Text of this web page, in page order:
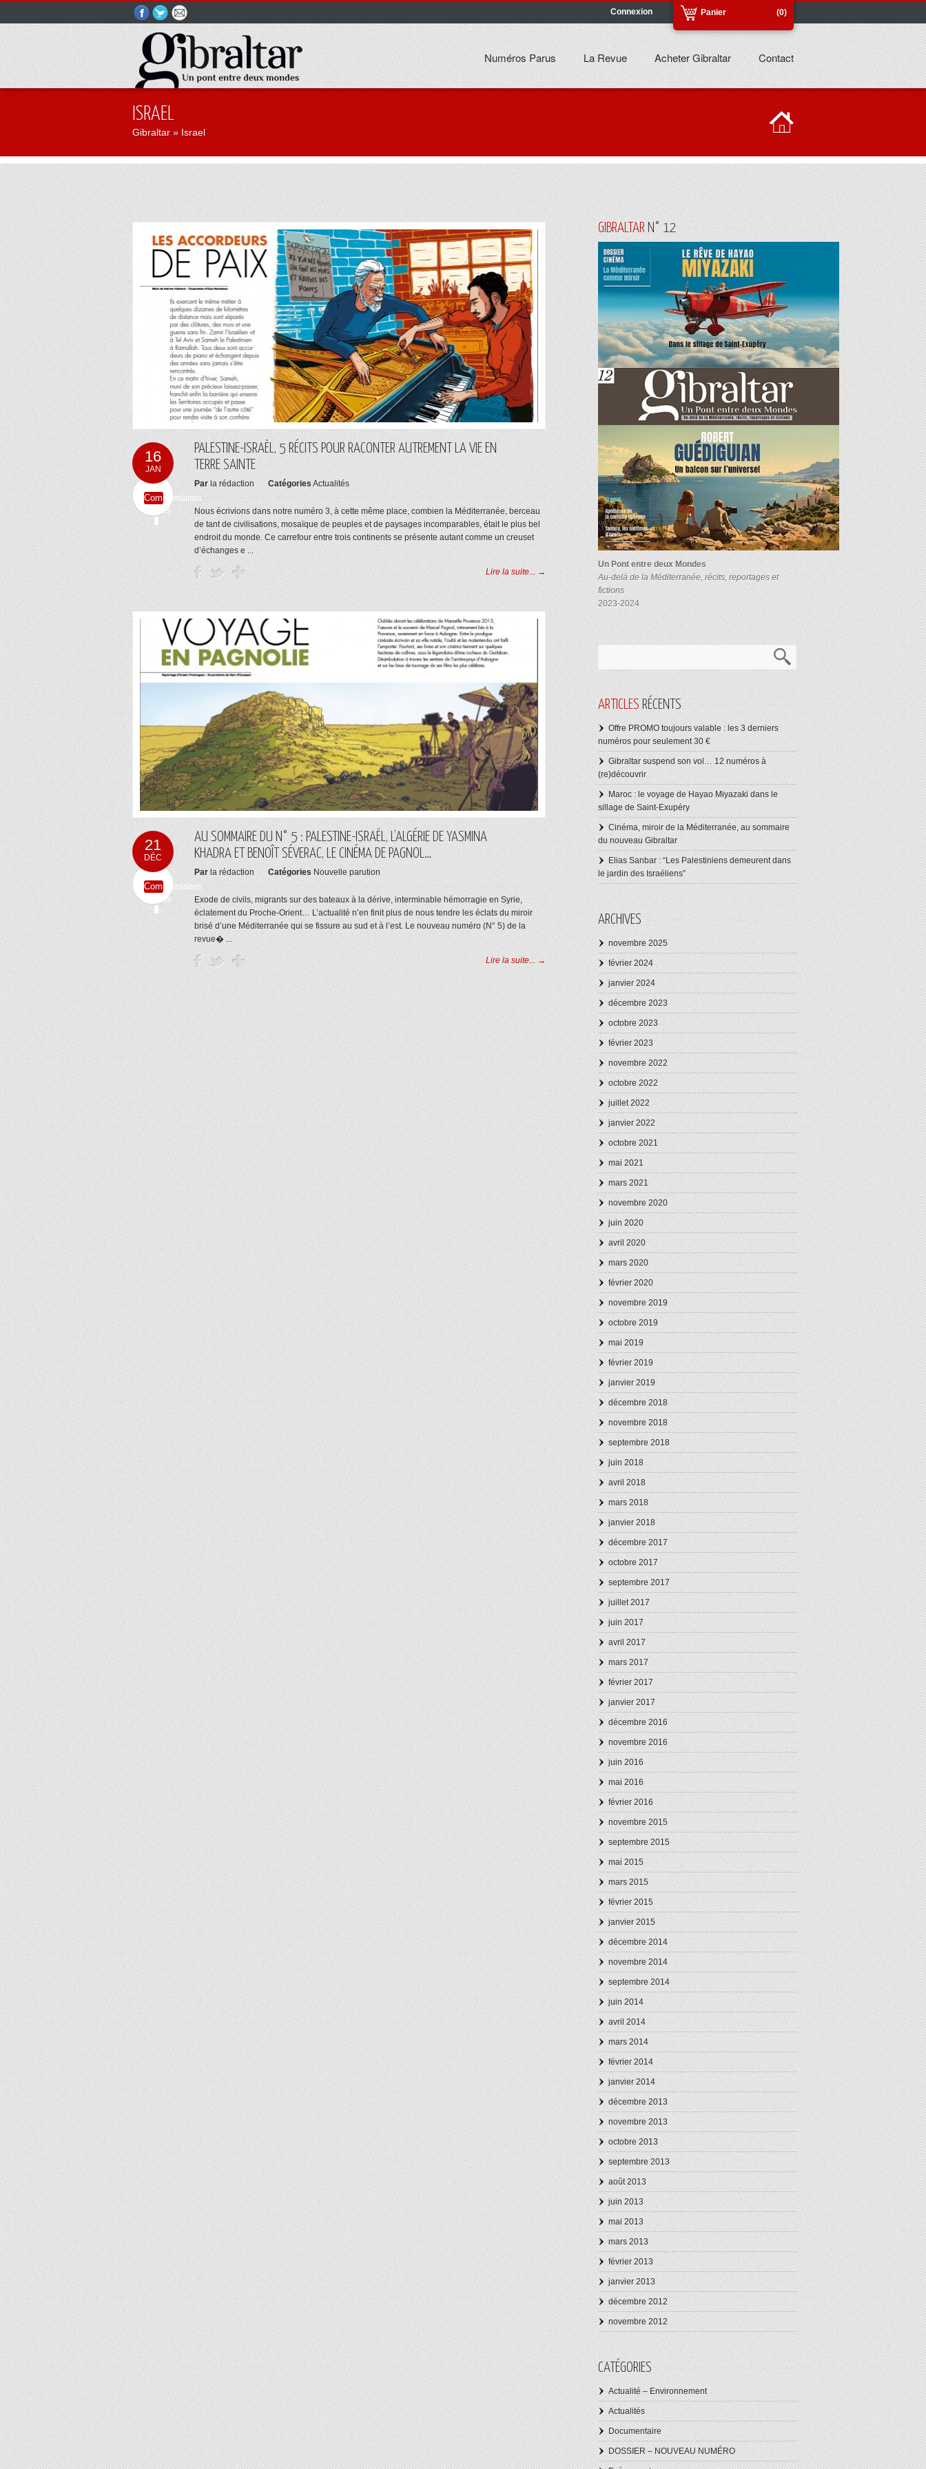
(0)
Panier
Connexion
Numéros Parus La Revue Acheter Gibraltar Contact
ISRAEL
Gibraltar » Israel
16
JAN
Commentaires
fermés
PALESTINE-ISRAËL, 5 RÉCITS POUR RACONTER AUTREMENT LA VIE EN
TERRE SAINTE
Par la rédaction CatégoriesActualités
Nous écrivions dans notre numéro 3, à cette même place, combien la Méditerranée, berceau
de tant de civilisations, mosaïque de peuples et de paysages incomparables, était le plus bel
endroit du monde. Ce carrefour entre trois continents se présente autant comme un creuset
d’échanges e ...
Lire la suite... →
21
DÉC
Commentaires
fermés
AU SOMMAIRE DU N° 5 : PALESTINE-ISRAËL, L’ALGÉRIE DE YASMINA
KHADRA ET BENOÎT SÉVERAC, LE CINÉMA DE PAGNOL…
Par la rédaction Catégories Nouvelle parution
Exode de civils, migrants sur des bateaux à la dérive, interminable hémorragie en Syrie,
éclatement du Proche-Orient… L’actualité n’en finit plus de nous tendre les éclats du miroir
brisé d’une Méditerranée qui se fissure au sud et à l’est. Le nouveau numéro (N° 5) de la
revue� ...
Lire la suite... →
GIBRALTARN° 12
Un Pont entre deux Mondes
Au-delà de la Méditerranée, récits, reportages et
fictions
2023-2024
ARTICLESRÉCENTS
Offre PROMO toujours valable : les 3 derniers
numéros pour seulement 30 €
Gibraltar suspend son vol… 12 numéros à
(re)découvrir
Maroc : le voyage de Hayao Miyazaki dans le
sillage de Saint-Exupéry
Cinéma, miroir de la Méditerranée, au sommaire
du nouveau Gibraltar
Elias Sanbar : “Les Palestiniens demeurent dans
le jardin des Israéliens”
ARCHIVES
novembre 2025
février 2024
janvier 2024
décembre 2023
octobre 2023
février 2023
novembre 2022
octobre 2022
juillet 2022
janvier 2022
octobre 2021
mai 2021
mars 2021
novembre 2020
juin 2020
avril 2020
mars 2020
février 2020
novembre 2019
octobre 2019
mai 2019
février 2019
janvier 2019
décembre 2018
novembre 2018
septembre 2018
juin 2018
avril 2018
mars 2018
janvier 2018
décembre 2017
octobre 2017
septembre 2017
juillet 2017
juin 2017
avril 2017
mars 2017
février 2017
janvier 2017
décembre 2016
novembre 2016
juin 2016
mai 2016
février 2016
novembre 2015
septembre 2015
mai 2015
mars 2015
février 2015
janvier 2015
décembre 2014
novembre 2014
septembre 2014
juin 2014
avril 2014
mars 2014
février 2014
janvier 2014
décembre 2013
novembre 2013
octobre 2013
septembre 2013
août 2013
juin 2013
mai 2013
mars 2013
février 2013
janvier 2013
décembre 2012
novembre 2012
CATÉGORIES
Actualité – Environnement
Actualités
Documentaire
DOSSIER – NOUVEAU NUMÉRO